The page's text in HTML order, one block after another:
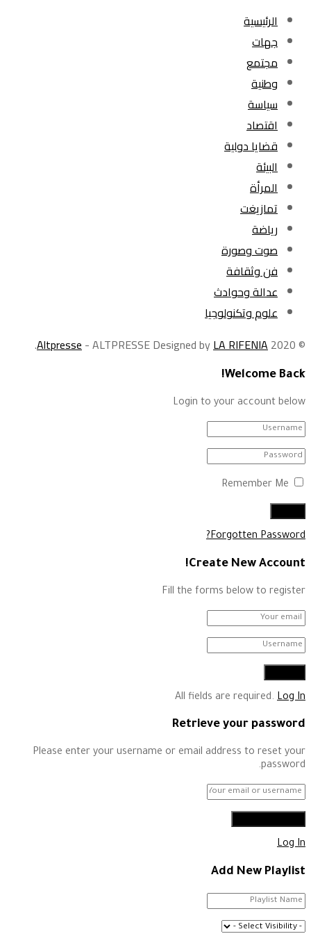
الرئيسية
جهات
مجتمع
وطنية
سياسة
اقتصاد
قضايا دولية
البيئة
المرأة
تمازيغت
رياضة
صوت وصورة
فن وثقافة
عدالة وحوادث
علوم وتكنولوجيا
© 2020
Altpresse- ALTPRESSE Designed byLA RIFENIA
.
Welcome Back!
Login to your account below
Remember Me
Forgotten Password?
Create New Account!
Fill the forms below to register
All fields are required. Log In
Retrieve your password
Please enter your username or email address to reset your
password.
Log In
Add New Playlist